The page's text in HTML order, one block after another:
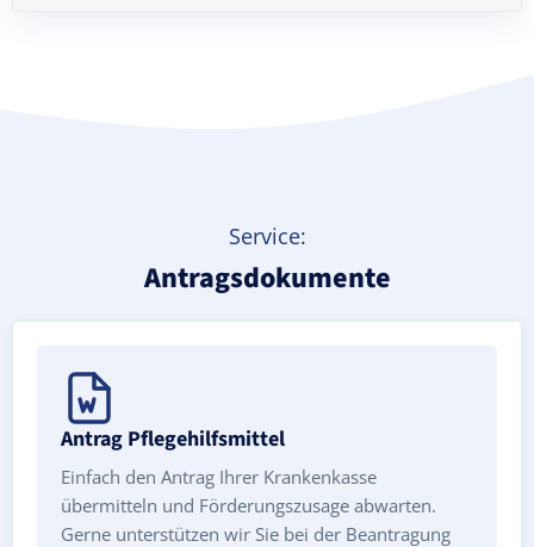
Service:
Antragsdokumente
Antrag Pflegehilfsmittel
Einfach den Antrag Ihrer Krankenkasse
übermitteln und Förderungszusage abwarten.
Gerne unterstützen wir Sie bei der Beantragung